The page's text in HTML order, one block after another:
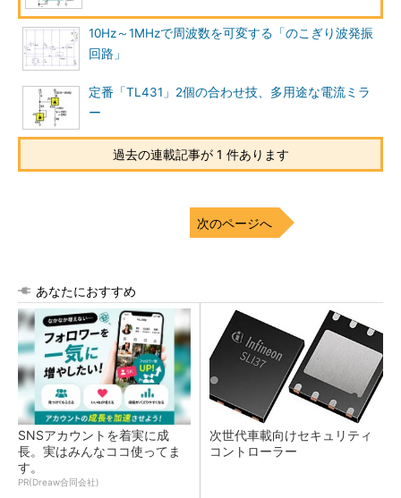
10Hz～1MHzで周波数を可変する「のこぎり波発振
回路」
定番「TL431」2個の合わせ技、多用途な電流ミラ
ー
過去の連載記事が 1 件あります
次のページへ
あなたにおすすめ
SNSアカウントを着実に成
長。実はみんなココ使ってま
す。
PR(Dreaw合同会社)
次世代車載向けセキュリティ
コントローラー